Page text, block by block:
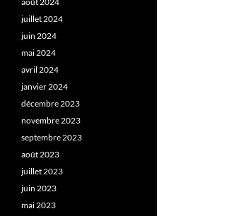
juillet 2024
juin 2024
mai 2024
avril 2024
janvier 2024
décembre 2023
novembre 2023
septembre 2023
août 2023
juillet 2023
juin 2023
mai 2023